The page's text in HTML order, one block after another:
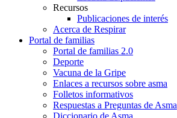
Recursos
Publicaciones de interés
Acerca de Respirar
Portal de familias
Portal de familias 2.0
Deporte
Vacuna de la Gripe
Enlaces a recursos sobre asma
Folletos informativos
Respuestas a Preguntas de Asma
Diccionario de Asma